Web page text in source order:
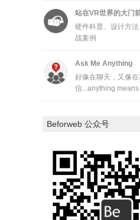
站在VR世界的大门
硬件科普、设计方
战案例
Ask Me Anything
好像在聊天，又像
信...anything
Beforweb 公众号